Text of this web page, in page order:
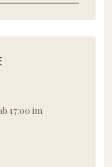
17:00 im